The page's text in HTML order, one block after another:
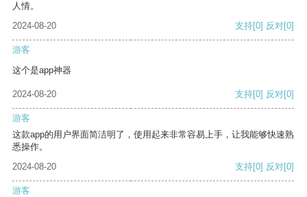
人情。
2024-08-20
支持[0] 反对[0]
游客
这个是app神器
2024-08-20 支持[0] 反对[0]
游客
这款app的用户界面简洁明了，使用起来非常容易上手，让我能够快速熟
悉操作。
2024-08-20
支持[0] 反对[0]
游客